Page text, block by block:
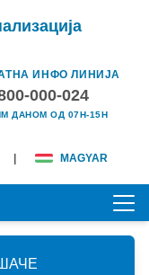
ИНФО ЛИНИЈА
000-024
ДАНОМ ОД 07H-15H
MAGYAR